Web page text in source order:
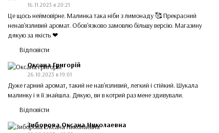
16.11.2023 в 20:21
Це щось неймовірне. Малинка така ніби з лимонаду 🥰 Прекрасний
ненав'язливий аромат. Обов'язково замовлю більшу версію. Магазину
дякую за якість ❤
Відповісти
Оксана Григорій
26.10.2023 в 19:01
Дуже гарний аромат, такий не нав'язливий, легкий і стійкий. Шукала
малинку і я її знайшла. Дякую, ви в котрий раз мене здивували.
Відповісти
Зиборова Оксана Николаевна